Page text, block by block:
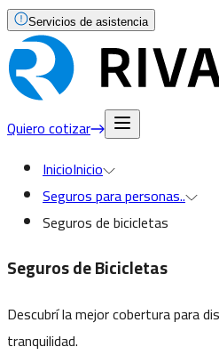
Servicios de asistencia
Quiero cotizar
InicioInicio
Seguros para personas..
Seguros de bicicletas
Seguros de Bicicletas
Descubrí la mejor cobertura para
tranquilidad.